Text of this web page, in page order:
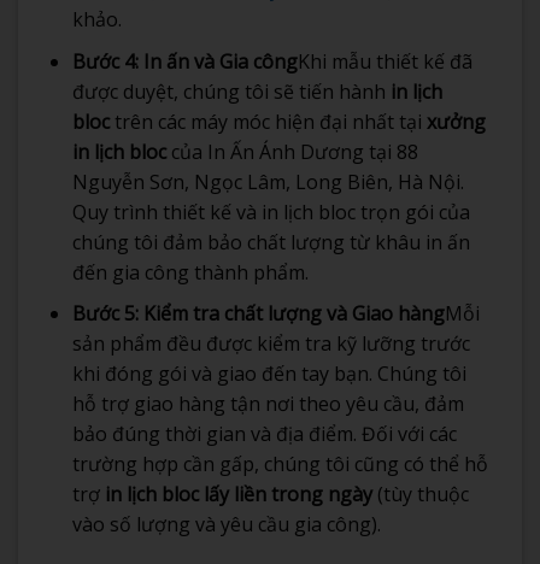
khảo.
Bước 4: In ấn và Gia côngKhi mẫu thiết kế đã
được duyệt, chúng tôi sẽ tiến hành in lịch
bloctrên các máy móc hiện đại nhất tại xưởng
in lịch bloccủa In Ấn Ánh Dương tại 88
Nguyễn Sơn, Ngọc Lâm, Long Biên, Hà Nội.
Quy trình thiết kế và in lịch bloc trọn gói của
chúng tôi đảm bảo chất lượng từ khâu in ấn
đến gia công thành phẩm.
Bước 5: Kiểm tra chất lượng và Giao hàngMỗi
sản phẩm đều được kiểm tra kỹ lưỡng trước
khi đóng gói và giao đến tay bạn. Chúng tôi
hỗ trợ giao hàng tận nơi theo yêu cầu, đảm
bảo đúng thời gian và địa điểm. Đối với các
trường hợp cần gấp, chúng tôi cũng có thể hỗ
trợ in lịch bloc lấy liền trong ngày(tùy thuộc
vào số lượng và yêu cầu gia công).